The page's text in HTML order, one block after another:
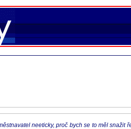
neeticky, proč bych se to měl